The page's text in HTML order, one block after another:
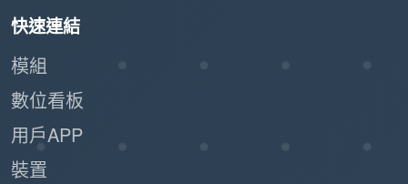
快速連結
模組
數位看板
用戶APP
裝置